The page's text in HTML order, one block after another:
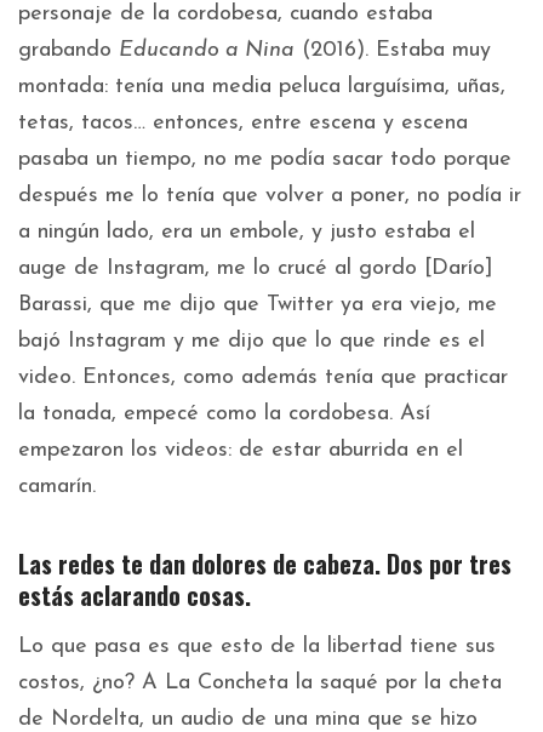
personaje de la cordobesa, cuando estaba
grabando Educando a Nina (2016). Estaba muy
montada: tenía una media peluca larguísima, uñas,
tetas, tacos… entonces, entre escena y escena
pasaba un tiempo, no me podía sacar todo porque
después me lo tenía que volver a poner, no podía ir
a ningún lado, era un embole, y justo estaba el
auge de Instagram, me lo crucé al gordo [Darío]
Barassi, que me dijo que Twitter ya era viejo, me
bajó Instagram y me dijo que lo que rinde es el
video. Entonces, como además tenía que practicar
la tonada, empecé como la cordobesa. Así
empezaron los videos: de estar aburrida en el
camarín.
Las redes te dan dolores de cabeza. Dos por tres
estás aclarando cosas.
Lo que pasa es que esto de la libertad tiene sus
costos, ¿no? A La Concheta la saqué por la cheta
de Nordelta, un audio de una mina que se hizo